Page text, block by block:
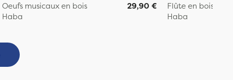
Oeufs musicaux en bois
Haba
29,90 €
Flûte en bois
Haba